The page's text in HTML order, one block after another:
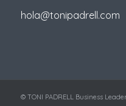
hola@tonipadrell.com
© TONI PADRELL Business